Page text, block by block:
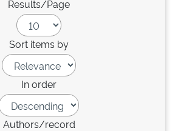
Results/Page
Sort items by
In order
Authors/record